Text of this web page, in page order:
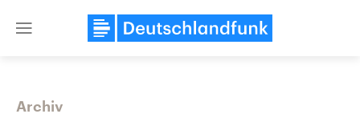
Close
Archiv